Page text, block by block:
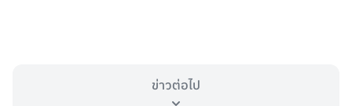
ข่าวต่อไป